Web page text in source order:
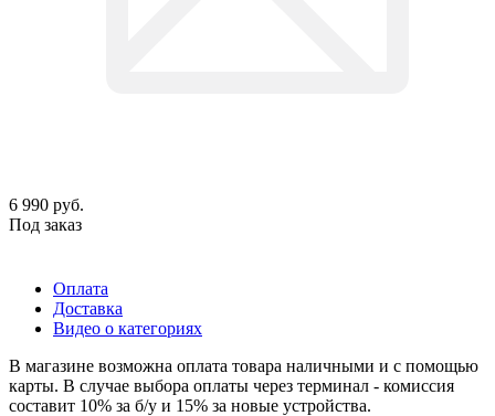
6 990 руб.
Под заказ
Оплата
Доставка
Видео о категориях
В магазине возможна оплата товара наличными и с помощью
карты. В случае выбора оплаты через терминал - комиссия
составит 10% за б/у и 15% за новые устройства.